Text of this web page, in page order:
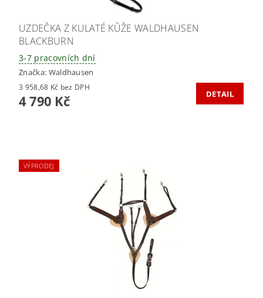
UZDEČKA Z KULATÉ KŮŽE WALDHAUSEN
BLACKBURN
3-7 pracovních dní
Značka: Waldhausen
3 958,68 Kč bez DPH
4 790 Kč DETAIL
VÝPRODEJ